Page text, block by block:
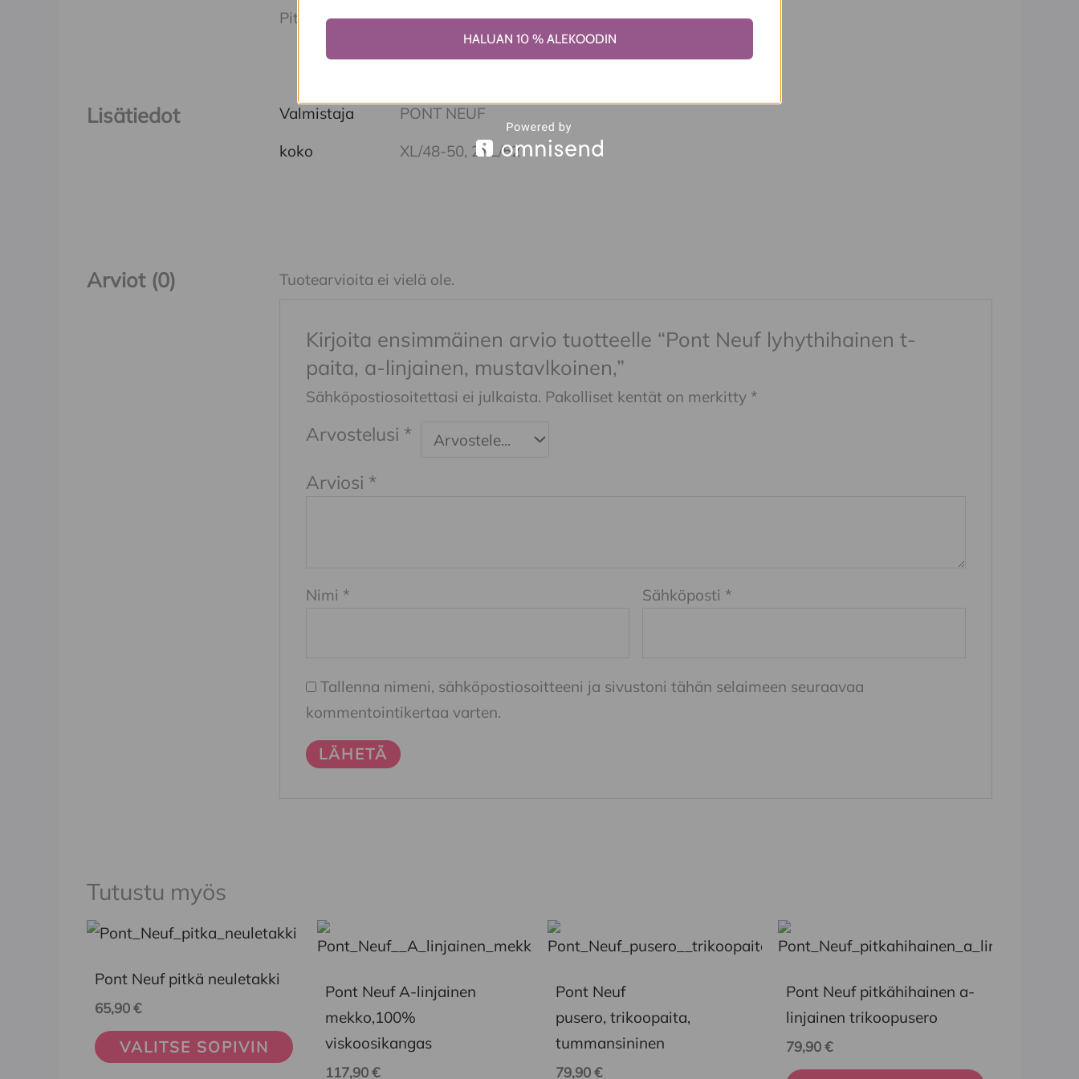
Pituus: 76 cm (takaa)
Lisätiedot Valmistaja
PONT NEUF
koko
XL/48-50, 2XL/52
Arviot (0) Tuotearvioita ei vielä ole.
Kirjoita ensimmäinen arvio tuotteelle “Pont Neuf lyhythihainen t-
paita, a-linjainen, mustavlkoinen,”
Sähköpostiosoitettasi ei julkaista. Pakolliset kentät on merkitty *
Arvostelusi *
Arviosi *
Nimi * Sähköposti *
Tallenna nimeni, sähköpostiosoitteeni ja sivustoni tähän selaimeen seuraavaa
kommentointikertaa varten.
Tutustu myös
Pont Neuf pitkä neuletakki
65,90€
VALITSE SOPIVIN
Tällä
on
useampi
muunnelma.
Voit
Pont Neuf A-linjainen
mekko,100%
viskoosikangas
117,90€
Tällä
tuotteella
on
useampi
muunnelma.
Pont Neuf
pusero, trikoopaita,
tummansininen
79,90€
Tällä
tuotteella
on
useampi
muunnelma.
Pont Neuf pitkähihainen a-
linjainen trikoopusero
79,90€
Tällä
tuotteella
on
useampi
HALUAN 10 % ALEKOODIN